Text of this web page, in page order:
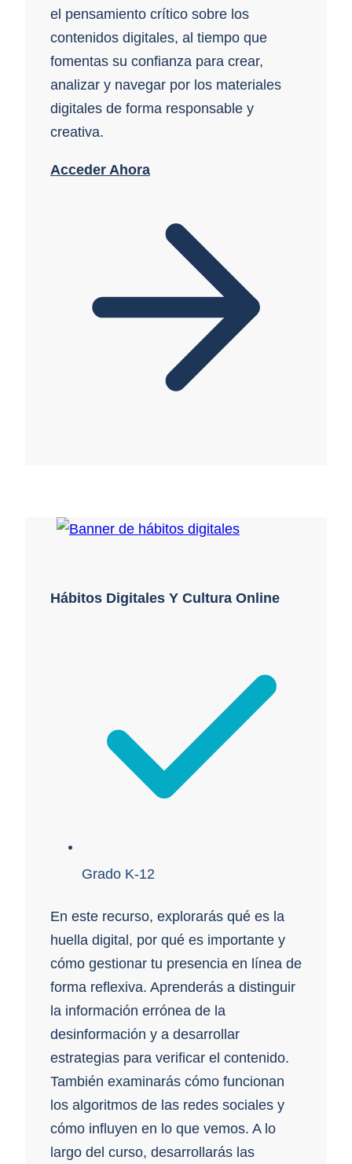
el pensamiento crítico sobre los
contenidos digitales, al tiempo que
fomentas su confianza para crear,
analizar y navegar por los materiales
digitales de forma responsable y
creativa.
Acceder Ahora
Hábitos Digitales Y Cultura Online
Grado K-12
En este recurso, explorarás qué es la
huella digital, por qué es importante y
cómo gestionar tu presencia en línea de
forma reflexiva. Aprenderás a distinguir
la información errónea de la
desinformación y a desarrollar
estrategias para verificar el contenido.
También examinarás cómo funcionan
los algoritmos de las redes sociales y
cómo influyen en lo que vemos. A lo
largo del curso, desarrollarás las